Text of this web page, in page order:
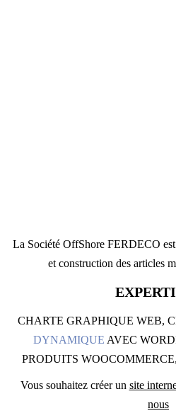
La Société OffShore FERDECO
et construction des articles
CHARTE GRAPHIQUE WEB,
DYNAMIQUE AVEC
PRODUITS
Vous souhaitez créer un site
nous